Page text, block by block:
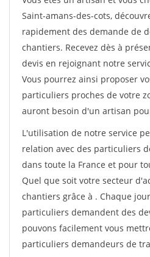
Saint-amans-des-cots,
rapidement des demande de
chantiers. Recevez dès à
devis en rejoignant notre
Vous pourrez ainsi proposer
particuliers proches de votre
auront besoin d'un artisan
L'utilisation de notre service
relation avec des particuliers
dans toute la France et pour
Quel que soit votre secteur
chantiers grâce à . Chaque
particuliers demandent des
pouvons facilement vous
particuliers demandeurs de